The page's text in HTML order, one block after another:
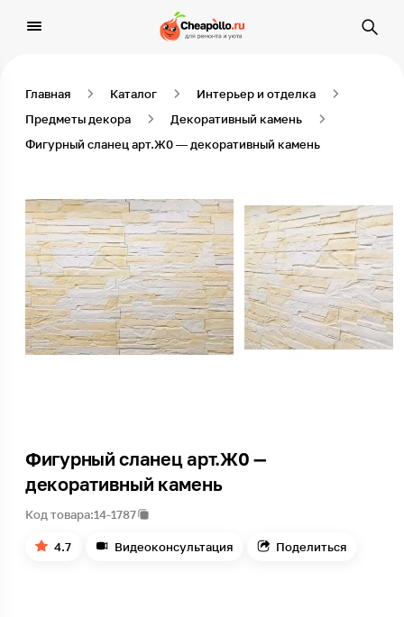
Главная Каталог
Интерьер и отделка
Предметы декора
Декоративный камень
Фигурный сланец арт.Ж0 — декоративный камень
Фигурный сланец арт.Ж0 —
декоративный камень
Код товара:14-1787
4.7 Видеоконсультация Поделиться